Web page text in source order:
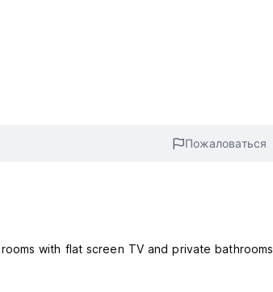
Пожаловаться
with flat screen TV and private